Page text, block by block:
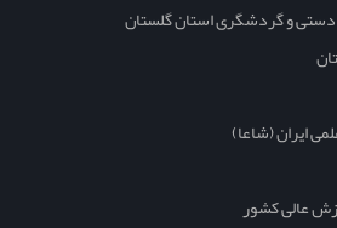
و گردشگری استان گلستان
ایران (شاعا)
عالی کشور